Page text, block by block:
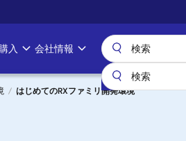
入 会社情報
はじめてのRXファミリ開発環境